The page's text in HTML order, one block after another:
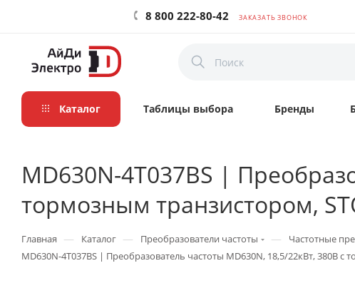
8 800 222-80-42 ЗАКАЗАТЬ ЗВОНОК
Каталог Таблицы выбора Бренды
MD630N-4T037BS |
тормозным транзистором,
Главная — Каталог — Преобразователи частоты — Частотные
MD630N-4T037BS | Преобразователь частоты MD630N, 18,5/22кВт, 380В